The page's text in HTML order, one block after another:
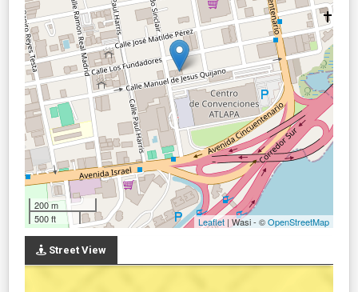
200 m
500 ft
Leaflet | Wasi - ©OpenStreetMap
Street View